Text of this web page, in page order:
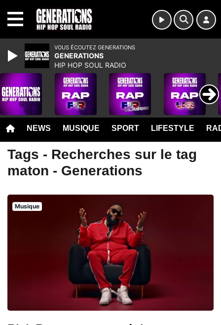
NEWS MUSIQUE SPORT LIFESTYLE
Tags - Recherches sur le tag
maton - Generations
Musique
VOUS ÉCOUTEZ GENERATIONS
GENERATIONS
HIP HOP SOUL RADIO